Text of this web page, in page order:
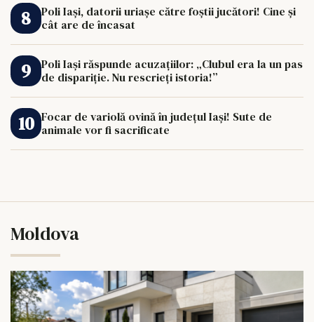
Poli Iași, datorii uriașe către foștii jucători! Cine și
cât are de încasat
Poli Iași răspunde acuzațiilor: „Clubul era la un pas
de dispariție. Nu rescrieți istoria!”
Focar de variolă ovină în județul Iași! Sute de
animale vor fi sacrificate
Moldova